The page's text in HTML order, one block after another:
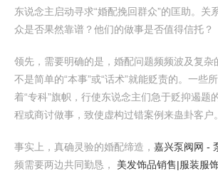
东说念主启动寻求“婚配挽回群众”的匡助。关
众是否果然靠谱？他们的做事是否值得信托？
领先，需要明确的是，婚配问题频频波及复杂
不是简单的“本事”或“话术”就能贬责的。一些
着“专科”旗帜，行使东说念主们急于贬抑遏题
程或商讨做事，致使虚构过错案例来蛊卦客户。
事实上，真确灵验的婚配缔造， 嘉兴泵阀网 -
频需要两边共同勤恳， 美发饰品销售|服装服